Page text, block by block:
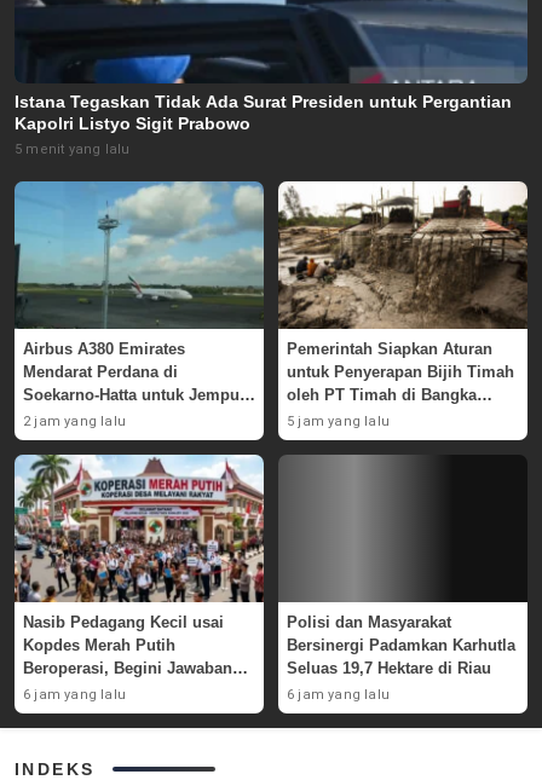
Istana Tegaskan Tidak Ada Surat Presiden untuk Pergantian
Kapolri Listyo Sigit Prabowo
5 menit yang lalu
Airbus A380 Emirates
Mendarat Perdana di
Soekarno-Hatta untuk Jemput
Skuad AC Milan
2 jam yang lalu
Pemerintah Siapkan Aturan
untuk Penyerapan Bijih Timah
oleh PT Timah di Bangka
Belitung
5 jam yang lalu
Nasib Pedagang Kecil usai
Kopdes Merah Putih
Beroperasi, Begini Jawaban
Pemerintah
6 jam yang lalu
Polisi dan Masyarakat
Bersinergi Padamkan Karhutla
Seluas 19,7 Hektare di Riau
6 jam yang lalu
INDEKS